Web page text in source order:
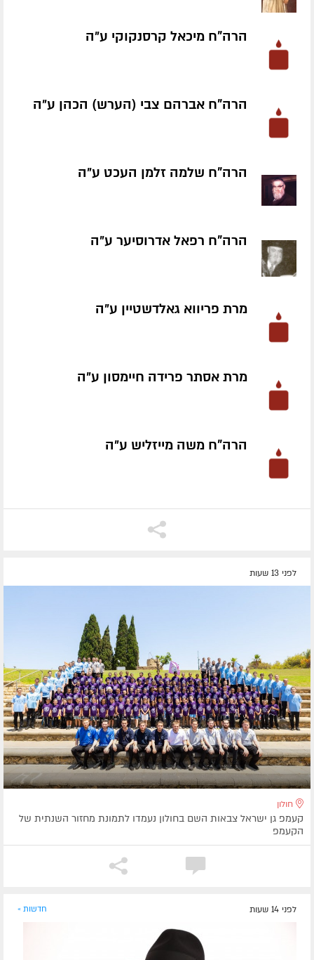
הרה"ח מיכאל קרסנקוקי ע״ה
הרה"ח אברהם צבי (הערש) הכהן ע״ה
הרה"ח שלמה זלמן העכט ע״ה
הרה"ח רפאל אדרוסיער ע״ה
מרת פריווא גאלדשטיין ע״ה
מרת אסתר פרידה חיימסון ע״ה
הרה"ח משה מייזליש ע״ה
לפני 13 שעות
חולון
קעמפ גן ישראל צבאות השם בחולון נעמדו לתמונת מחזור השנתית של
הקעמפ
לפני 14 שעות חדשות »